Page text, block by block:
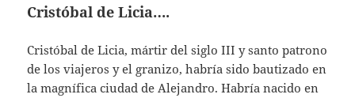
Cristóbal de Licia….
Cristóbal de Licia, mártir del siglo III y santo patrono
de los viajeros y el granizo, habría sido bautizado en
la magnífica ciudad de Alejandro. Habría nacido en